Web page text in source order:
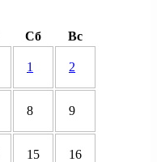
Сб Вс
1 2
8 9
15 16